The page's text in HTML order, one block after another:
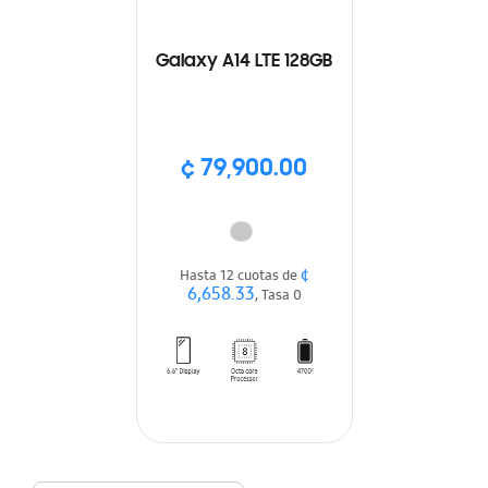
Galaxy A14 LTE 128GB
¢ 79,900.00
Hasta 12 cuotas de¢
6,658.33, Tasa 0